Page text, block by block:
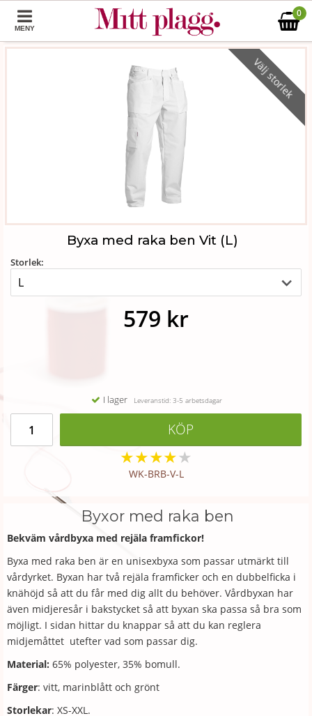
MENY
0
Välj storlek
Byxa med raka ben Vit (L)
Storlek:
579 kr
I lager Leveranstid: 3-5 arbetsdagar
KÖP
★★★★★
WK-BRB-V-L
Byxor med raka ben
Bekväm vårdbyxa med rejäla framfickor!
Byxa med raka ben är en unisexbyxa som passar utmärkt till
vårdyrket. Byxan har två rejäla framficker och en dubbelficka i
knähöjd så att du får med dig allt du behöver. Vårdbyxan har
även midjeresår i bakstycket så att byxan ska passa så bra som
möjligt. I sidan hittar du knappar så att du kan reglera
midjemåttet utefter vad som passar dig.
Material: 65% polyester, 35% bomull.
Färger: vitt, marinblått och grönt
Storlekar: XS-XXL.